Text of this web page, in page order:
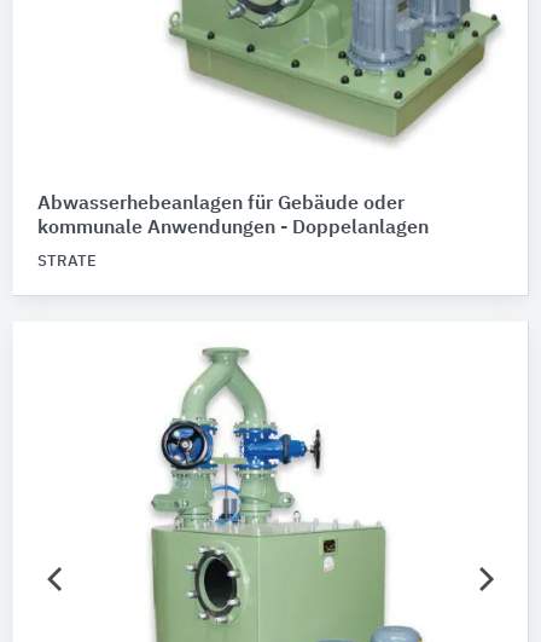
Abwasserhebeanlagen für Gebäude oder
kommunale Anwendungen - Doppelanlagen
STRATE